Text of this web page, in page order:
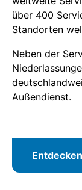
über 400
Standorten
Neben der
Außendienst.